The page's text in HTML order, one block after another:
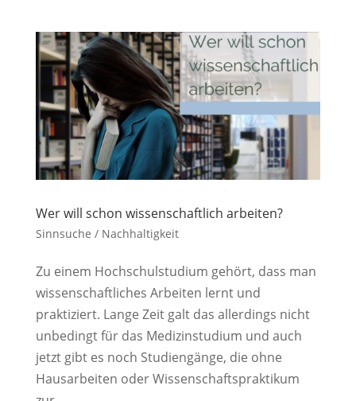
Wer will schon wissenschaftlich arbeiten?
Sinnsuche / Nachhaltigkeit
Zu einem Hochschulstudium gehört, dass man
wissenschaftliches Arbeiten lernt und
praktiziert. Lange Zeit galt das allerdings nicht
unbedingt für das Medizinstudium und auch
jetzt gibt es noch Studiengänge, die ohne
Hausarbeiten oder Wissenschaftspraktikum